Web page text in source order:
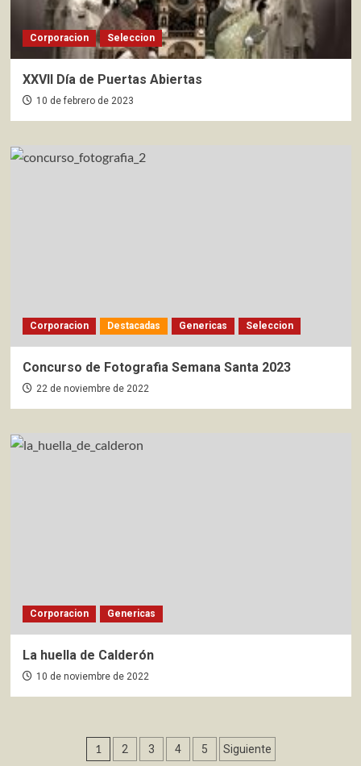
Corporacion Seleccion
XXVII Día de Puertas Abiertas
10 de febrero de 2023
Corporacion Destacadas Genericas Seleccion
Concurso de Fotografia Semana Santa 2023
22 de noviembre de 2022
Corporacion Genericas
La huella de Calderón
10 de noviembre de 2022
Paginación
1 2 3 4 5 Siguiente